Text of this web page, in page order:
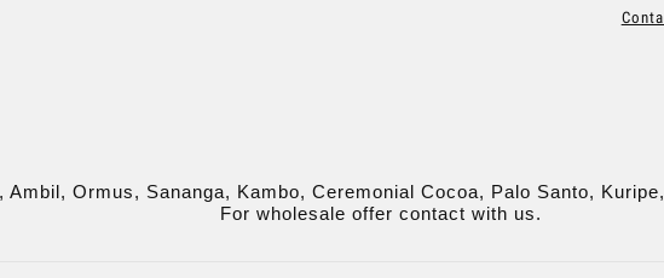
Ambil, Ormus, Sananga, Kambo, Ceremonial Cocoa, Palo Santo,
For wholesale offer contact with us.